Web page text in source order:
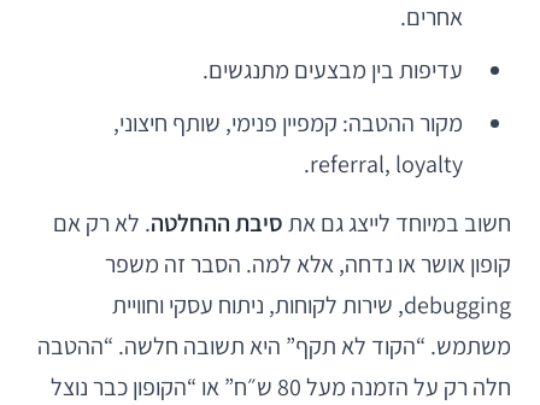
אחרים.
עדיפות בין מבצעים מתנגשים.
מקור ההטבה: קמפיין פנימי, שותף חיצוני,
referral, loyalty.
חשוב במיוחד לייצג גם אתסיבת ההחלטה. לא רק אם
קופון אושר או נדחה, אלא למה. הסבר זה משפר
debugging, שירות לקוחות, ניתוח עסקי וחוויית
משתמש. “הקוד לא תקף” היא תשובה חלשה. “ההטבה
חלה רק על הזמנה מעל 80 ש״ח” או “הקופון כבר נוצל